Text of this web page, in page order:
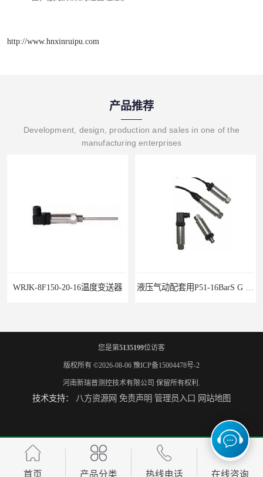
http://www.hnxinruipu.com
产品推荐
Development, design, production and sales in one of the
manufacturing enterprises
WRJK-8F150-20-16温度变送器 液压气动配套用P51-16BarS G -A-MD-20MA 压力变送器
WP-D816-01-08-HHT智能多路巡检仪 水泥厂用DG1300-PJ-1-2-40/AA2N压力变送器
您是第5135199位访客
版权所有 ©2026-08-06 豫ICP备15004478号-2
河南新瑞普测控技术有限公司 保留所有权利.
技术支持： 八方资源网 免责声明 管理员入口 网站地图
首页 产品分类 热线电话 在线咨询